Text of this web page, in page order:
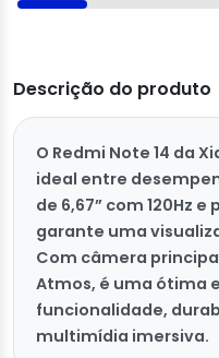
Descrição do produto
O Redmi Note 14 da
ideal entre
de 6,67” com 120Hz
garante uma
Com câmera
Atmos, é uma ótima
funcionalidade,
multimídia imersiva.